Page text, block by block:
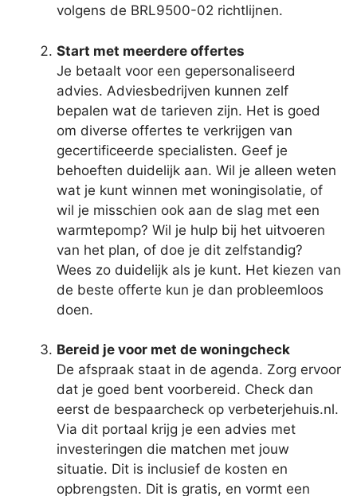
volgens de BRL9500-02 richtlijnen.
Start met meerdere offertes
Je betaalt voor een gepersonaliseerd
advies. Adviesbedrijven kunnen zelf
bepalen wat de tarieven zijn. Het is goed
om diverse offertes te verkrijgen van
gecertificeerde specialisten. Geef je
behoeften duidelijk aan. Wil je alleen weten
wat je kunt winnen met woningisolatie, of
wil je misschien ook aan de slag met een
warmtepomp? Wil je hulp bij het uitvoeren
van het plan, of doe je dit zelfstandig?
Wees zo duidelijk als je kunt. Het kiezen van
de beste offerte kun je dan probleemloos
doen.
Bereid je voor met de woningcheck
De afspraak staat in de agenda. Zorg ervoor
dat je goed bent voorbereid. Check dan
eerst de bespaarcheck op verbeterjehuis.nl.
Via dit portaal krijg je een advies met
investeringen die matchen met jouw
situatie. Dit is inclusief de kosten en
opbrengsten. Dit is gratis, en vormt een